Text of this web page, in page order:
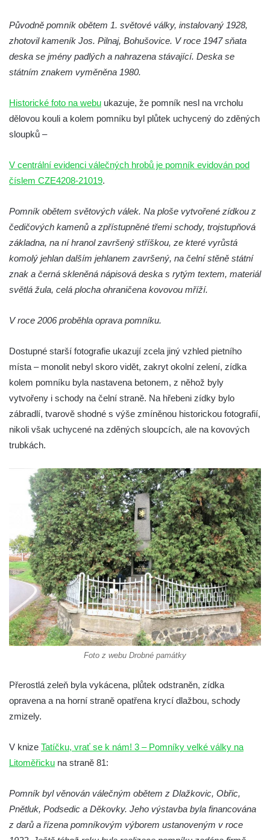
pomníku obětem válek na náměstí J. V.
Kamarýta ve Velešíně
Pomník obětem 1. a 2. světové války na
náměstí J. V. Kamarýta ve Velešíně
Římově
Pomník obětem 1. světové války v Dolním
Předoníně
Pamětní deska obětem 1. světové války v
Plavu
Kenotaf Pepiho Meisela na hřbitově v
Dolním Podluží
Kenotaf Antona Klause na hřbitově v
Kenotaf Heinricha Klause na hřbitově v
Dolním Podluží
Kenotaf Josefa Stolle na hřbitově v Dolním
Podluží
Pomník obětem 1. světové války na
židovském hřbitově v Mostě
Račicích
Pamětní deska Miroslava Švice na domě
čp. 43 v Lužci nad Vltavou
Pomník obětem 2. světové války v ulici 1.
máje v Lužci nad Vltavou
Pomník obětem válek v ulici 1. máje v Lužci
nad Vltavou
Hrob Vladislava Neumana v Hostíně u
Vojkovic
Pomník obětem válek před hřbitovem v
Hostíně u Vojkovic
Kenotaf Václava Floriána na hřbitově v
Kenotaf Miloslava Švice na hřbitově v Lužci
nad Vltavou
Pomník vojákům Rudé armády na hřbitově
Pomník Ladislava Sedláčka a Karla Pelce u
silnice severně od Lužce nad Vltavou
Původně pomník obětem 1. světové války, instalovaný 1928,
zhotovil kameník Jos. Pilnaj, Bohušovice. V roce 1947 sňata
deska se jmény padlých a nahrazena stávající. Deska se
státním znakem vyměněna 1980.
Historické foto na webu ukazuje, že pomník nesl na vrcholu
dělovou kouli a kolem pomníku byl plůtek uchycený do zděných
sloupků –
V centrální evidenci válečných hrobů je pomník evidován pod
číslem CZE4208-21019.
Pomník obětem světových válek. Na ploše vytvořené zídkou z
čedičových kamenů a zpřístupněné třemi schody, trojstupňová
základna, na ní hranol završený stříškou, ze které vyrůstá
komolý jehlan dalším jehlanem završený, na čelní stěně státní
znak a černá skleněná nápisová deska s rytým textem, materiál
světlá žula, celá plocha ohraničena kovovou mříží.
V roce 2006 proběhla oprava pomníku.
Dostupné starší fotografie ukazují zcela jiný vzhled pietního
místa – monolit nebyl skoro vidět, zakryt okolní zelení, zídka
kolem pomníku byla nastavena betonem, z něhož byly
vytvořeny i schody na čelní straně. Na hřebeni zídky bylo
zábradlí, tvarově shodné s výše zmíněnou historickou fotografií,
nikoli však uchycené na zděných sloupcích, ale na kovových
trubkách.
Foto z webu Drobné památky
Přerostlá zeleň byla vykácena, plůtek odstraněn, zídka
opravena a na horní straně opatřena krycí dlažbou, schody
zmizely.
V knize Tatíčku, vrať se k nám! 3 – Pomníky velké války na
Litoměřicku na straně 81:
Pomník byl věnován válečným obětem z Dlažkovic, Obřic,
Pnětluk, Podsedic a Děkovky. Jeho výstavba byla financována
z darů a řízena pomníkovým výborem ustanoveným v roce